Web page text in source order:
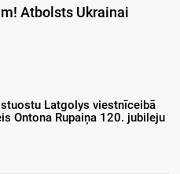
Atbolsts Ukrainai
Latgolys viestnīceibā
Ontona Rupaiņa 120. jubileju